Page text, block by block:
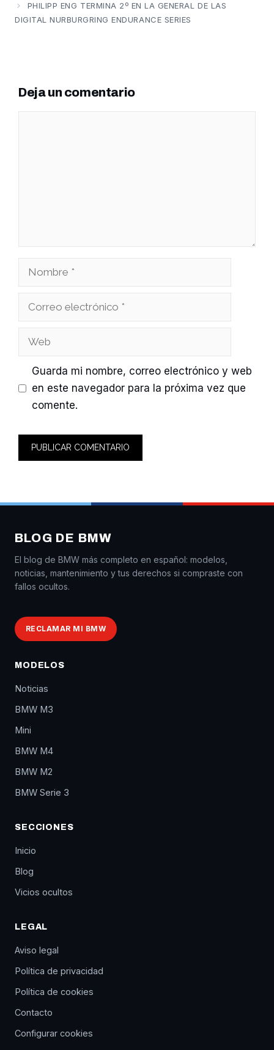
PHILIPP ENG TERMINA 2º EN LA GENERAL DE LAS
DIGITAL NURBURGRING ENDURANCE SERIES
Deja un comentario
Nombre
Correo
Web
Guarda mi nombre, correo electrónico y web
en este navegador para la próxima vez que
comente.
BLOG DE BMW
El blog de BMW más completo en español: modelos,
noticias, mantenimiento y tus derechos si compraste con
fallos ocultos.
RECLAMAR MI BMW
MODELOS
Noticias
BMW M3
Mini
BMW M4
BMW M2
BMW Serie 3
SECCIONES
Inicio
Blog
Vicios ocultos
LEGAL
Aviso legal
Política de privacidad
Política de cookies
Contacto
Configurar cookies